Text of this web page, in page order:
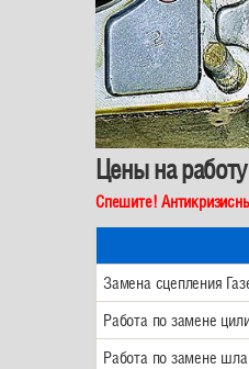
Цены на
Спешите!
Замена сцепления
Работа по замене
Работа по замене